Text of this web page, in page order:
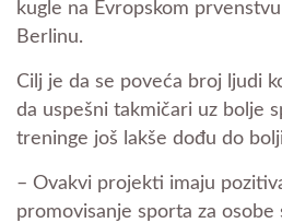
kugle na Evropskom
Berlinu.
Cilj je da se poveća broj ljudi
da uspešni takmičari uz bolje
treninge još lakše dođu do
– Ovakvi projekti imaju
promovisanje sporta za osobe